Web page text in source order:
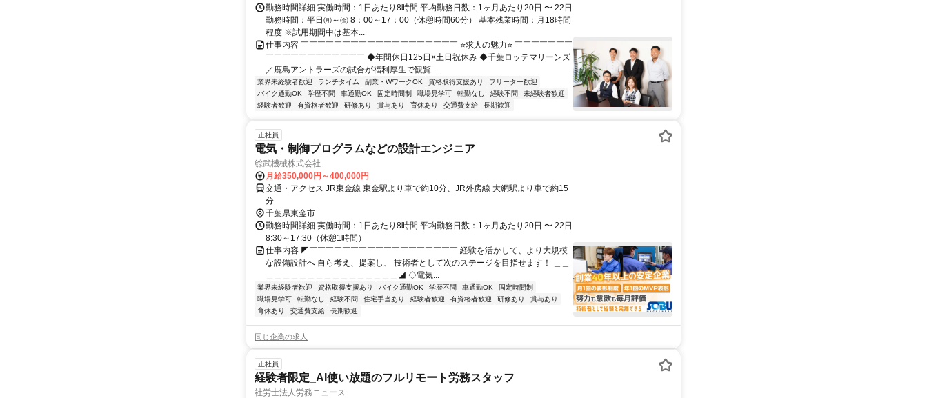
勤務時間詳細 実働時間：1日あたり8時間 平均勤務日数：1ヶ月あたり20日 〜 22日
勤務時間：平日㈪～㈮ 8：00～17：00（休憩時間60分） 基本残業時間：月18時間
程度 ※試用期間中は基本...
仕事内容 ￣￣￣￣￣￣￣￣￣￣￣￣￣￣￣￣￣￣￣ ⭐求人の魅力⭐ ￣￣￣￣￣￣￣
￣￣￣￣￣￣￣￣￣￣￣￣ ◆年間休日125日×土日祝休み ◆千葉ロッテマリーンズ
／鹿島アントラーズの試合が福利厚生で観覧...
業界未経験者歓迎 ランチタイム 副業・WワークOK 資格取得支援あり
フリーター歓迎
バイク通勤OK
学歴不問 車通勤OK 固定時間制 職場見学可 転勤なし 経験不問
未経験者歓迎
経験者歓迎
有資格者歓迎 研修あり 賞与あり 育休あり 交通費支給 長期歓迎
正社員
電気・制御プログラムなどの設計エンジニア
総武機械株式会社
月給350,000円～400,000円
交通・アクセス JR東金線 東金駅より車で約10分、JR外房線 大網駅より車で約15
分
千葉県東金市
勤務時間詳細 実働時間：1日あたり8時間 平均勤務日数：1ヶ月あたり20日 〜 22日
8:30～17:30（休憩1時間）
仕事内容 ◤￣￣￣￣￣￣￣￣￣￣￣￣￣￣￣￣￣￣ 経験を活かして、より大規模
な設備設計へ 自ら考え、提案し、 技術者として次のステージを目指せます！ ＿＿
＿＿＿＿＿＿＿＿＿＿＿＿＿＿＿＿◢ ◇電気...
業界未経験者歓迎 資格取得支援あり バイク通勤OK 学歴不問 車通勤OK
固定時間制
職場見学可
転勤なし 経験不問 住宅手当あり 経験者歓迎 有資格者歓迎 研修あり
賞与あり
育休あり
交通費支給 長期歓迎
同じ企業の求人
正社員
経験者限定_AI使い放題のフルリモート労務スタッフ
社労士法人労務ニュース